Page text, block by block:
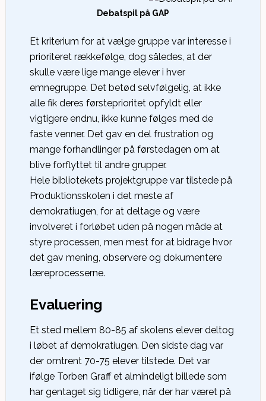
Debatspil på GAP
Et kriterium for at vælge gruppe var interesse i
prioriteret rækkefølge, dog således, at der
skulle være lige mange elever i hver
emnegruppe. Det betød selvfølgelig, at ikke
alle fik deres førsteprioritet opfyldt eller
vigtigere endnu, ikke kunne følges med de
faste venner. Det gav en del frustration og
mange forhandlinger på førstedagen om at
blive forflyttet til andre grupper.
Hele bibliotekets projektgruppe var tilstede på
Produktionsskolen i det meste af
demokratiugen, for at deltage og være
involveret i forløbet uden på nogen måde at
styre processen, men mest for at bidrage hvor
det gav mening, observere og dokumentere
læreprocesserne.
Evaluering
Et sted mellem 80-85 af skolens elever deltog
i løbet af demokratiugen. Den sidste dag var
der omtrent 70-75 elever tilstede. Det var
ifølge Torben Graff et almindeligt billede som
har gentaget sig tidligere, når der har været på